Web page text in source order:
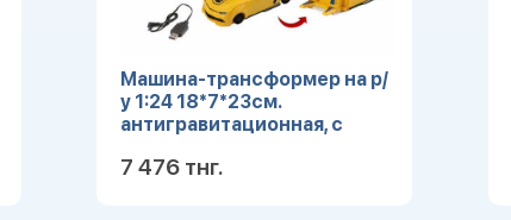
Машина-трансформер на р/
у 1:24 18*7*23см.
антигравитационная, с
(JB1100267)
7 476 тнг.